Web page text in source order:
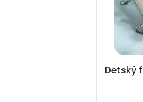
Detský